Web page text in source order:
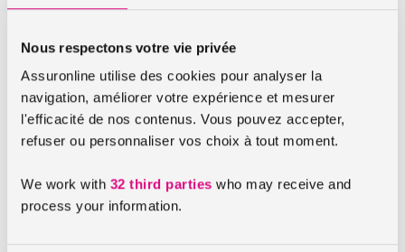
Nous respectons votre vie privée
Assuronline utilise des cookies pour analyser la
navigation, améliorer votre expérience et mesurer
l'efficacité de nos contenus. Vous pouvez accepter,
refuser ou personnaliser vos choix à tout moment.
We work with 32 third parties who may receive and
process your information.
l’accélération des dépistages de stupéfiants. Sur une année,
de file d’attente à l’hôpital et cela réduira grandement les
dépenses de la justice dans les prélèvements sanguins.
Consommer ou conduire à vous de choisir
conduite : allongement des temps de réaction, difficulté
d’appréciation des distances et trajectoires, altération de la